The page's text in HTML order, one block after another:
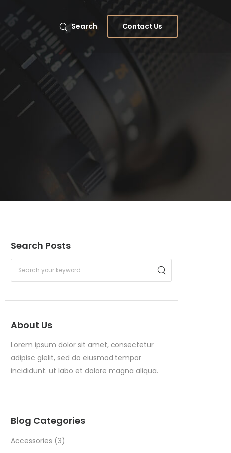
Search Contact Us
Search Posts
About Us
Lorem ipsum dolor sit amet, consectetur
adipisc glelit, sed do eiusmod tempor
incididunt. ut labo et dolore magna aliqua.
Blog Categories
Accessories (3)